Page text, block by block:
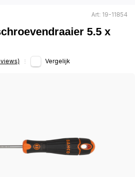
Art: 19-11854
5.5 x
Vergelijk